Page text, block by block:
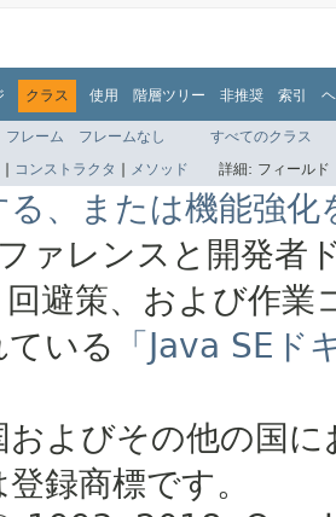
クラス 使用 階層ツリー 非推奨 索引
フレーム フレームなし
すべてのクラス
| コンストラクタ | メソッド 詳細: フィール
、または機能強化
ァレンスと開発者
回避策、および作
いる
「Java SE
およびその他の国
録商標です。